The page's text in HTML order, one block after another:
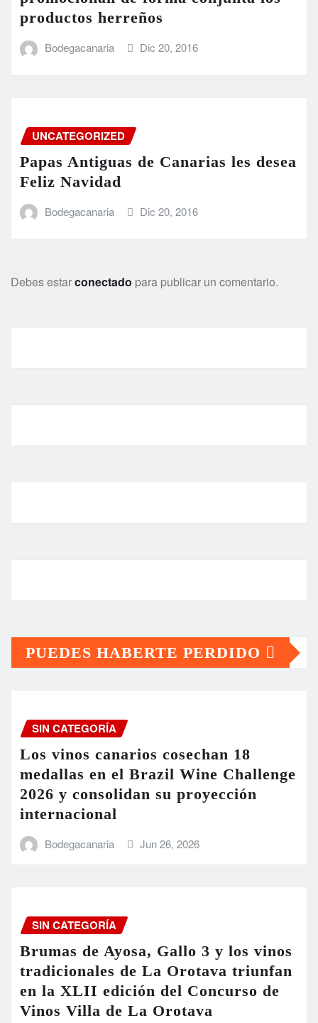
productos herreños
Bodegacanaria Dic 20, 2016
UNCATEGORIZED
Papas Antiguas de Canarias les desea
Feliz Navidad
Bodegacanaria Dic 20, 2016
Debes estarconectado para publicar un comentario.
PUEDES HABERTE PERDIDO
SIN CATEGORÍA
Los vinos canarios cosechan 18
medallas en el Brazil Wine Challenge
2026 y consolidan su proyección
internacional
Bodegacanaria Jun 26, 2026
SIN CATEGORÍA
Brumas de Ayosa, Gallo 3 y los vinos
tradicionales de La Orotava triunfan
en la XLII edición del Concurso de
Vinos Villa de La Orotava